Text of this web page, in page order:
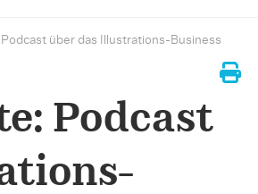
über das Illustrations-Business
Podcast